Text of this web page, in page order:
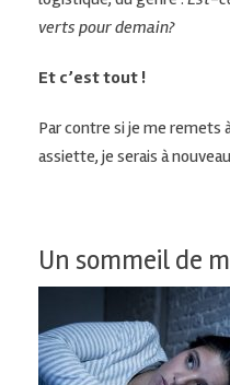
verts pourdemain?
Et c’est tout !
Par contre si je me remets
assiette, je serais à
Un sommeil de